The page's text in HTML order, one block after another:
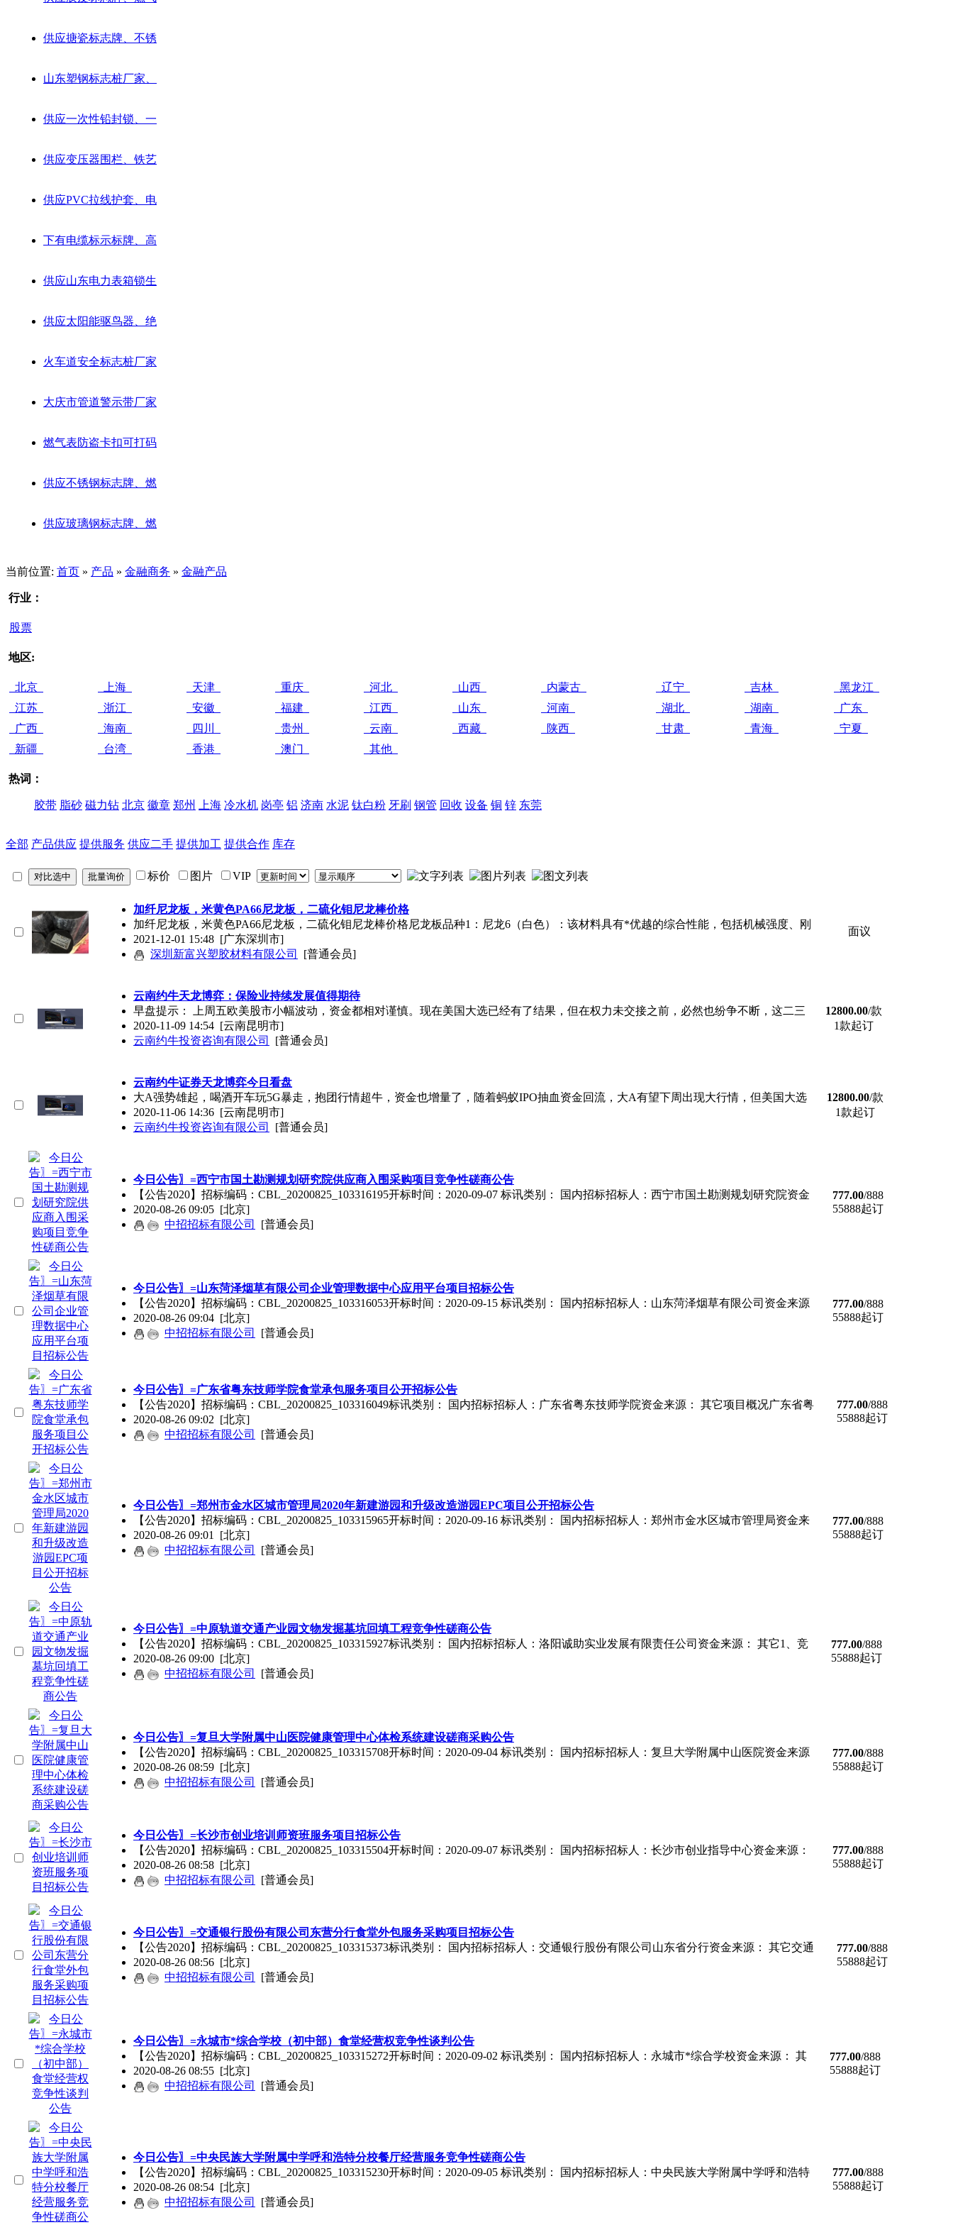
供应搪瓷标志牌、不锈
山东塑钢标志桩厂家、
供应一次性铅封锁、一
供应变压器围栏、铁艺
供应PVC拉线护套、电
下有电缆标示标牌、高
供应山东电力表箱锁生
供应太阳能驱鸟器、绝
火车道安全标志桩厂家
大庆市管道警示带厂家
燃气表防盗卡扣可打码
供应不锈钢标志牌、燃
供应玻璃钢标志牌、燃
当前位置: 首页 » 产品 » 金融商务 » 金融产品
行业：
股票
地区:
北京 上海 天津 重庆 河北 山西 内蒙古 辽宁 吉林
黑龙江
江苏
浙江 安徽 福建 江西 山东 河南 湖北 湖南
广东
广西
海南 四川 贵州 云南 西藏 陕西 甘肃 青海
宁夏
新疆
台湾 香港 澳门 其他
热词：
胶带 脂砂 磁力钻 北京 徽章 郑州 上海 冷水机 岗亭 铝 济南 水泥 钛白粉 牙刷 钢管 回收 设备 铜 锌 东莞
全部 产品供应 提供服务 供应二手 提供加工 提供合作 库存
标价 图片 VIP
加纤尼龙板，米黄色PA66尼龙板，二硫化钼尼龙棒价格
加纤尼龙板，米黄色PA66尼龙板，二硫化钼尼龙棒价格尼龙板品种1：尼龙6（白色）：该材料具有*优越的综合性能，包括机械强度、刚
2021-12-01 15:48 [广东深圳市]
深圳新富兴塑胶材料有限公司
[普通会员]
面议
云南约牛天龙博弈：保险业持续发展值得期待
早盘提示： 上周五欧美股市小幅波动，资金都相对谨慎。现在美国大选已经有了结果，但在权力未交接之前，必然也纷争不断，这二三
2020-11-09 14:54 [云南昆明市]
云南约牛投资咨询有限公司
[普通会员]
12800.00/款
1款起订
云南约牛证券天龙博弈今日看盘
​大A强势雄起，喝酒开车玩5G暴走，抱团行情超牛，资金也增量了，随着蚂蚁IPO抽血资金回流，大A有望下周出现大行情，但美国大选
2020-11-06 14:36 [云南昆明市]
云南约牛投资咨询有限公司
[普通会员]
12800.00/款
1款起订
今日公告〗=西宁市国土勘测规划研究院供应商入围采购项目竞争性磋商公告
【公告2020】招标编码：CBL_20200825_103316195开标时间：2020-09-07 标讯类别： 国内招标招标人：西宁市国土勘测规划研究院资金
2020-08-26 09:05 [北京]
中招招标有限公司
[普通会员]
777.00/888
55888起订
今日公告〗=山东菏泽烟草有限公司企业管理数据中心应用平台项目招标公告
【公告2020】招标编码：CBL_20200825_103316053开标时间：2020-09-15 标讯类别： 国内招标招标人：山东菏泽烟草有限公司资金来源
2020-08-26 09:04 [北京]
中招招标有限公司
[普通会员]
777.00/888
55888起订
今日公告〗=广东省粤东技师学院食堂承包服务项目公开招标公告
【公告2020】招标编码：CBL_20200825_103316049标讯类别： 国内招标招标人：广东省粤东技师学院资金来源： 其它项目概况广东省粤
2020-08-26 09:02 [北京]
中招招标有限公司
[普通会员]
777.00/888
55888起订
今日公告〗=郑州市金水区城市管理局2020年新建游园和升级改造游园EPC项目公开招标公告
【公告2020】招标编码：CBL_20200825_103315965开标时间：2020-09-16 标讯类别： 国内招标招标人：郑州市金水区城市管理局资金来
2020-08-26 09:01 [北京]
中招招标有限公司
[普通会员]
777.00/888
55888起订
今日公告〗=中原轨道交通产业园文物发掘墓坑回填工程竞争性磋商公告
【公告2020】招标编码：CBL_20200825_103315927标讯类别： 国内招标招标人：洛阳诚助实业发展有限责任公司资金来源： 其它1、竞
2020-08-26 09:00 [北京]
中招招标有限公司
[普通会员]
777.00/888
55888起订
今日公告〗=复旦大学附属中山医院健康管理中心体检系统建设磋商采购公告
【公告2020】招标编码：CBL_20200825_103315708开标时间：2020-09-04 标讯类别： 国内招标招标人：复旦大学附属中山医院资金来源
2020-08-26 08:59 [北京]
中招招标有限公司
[普通会员]
777.00/888
55888起订
今日公告〗=长沙市创业培训师资班服务项目招标公告
【公告2020】招标编码：CBL_20200825_103315504开标时间：2020-09-07 标讯类别： 国内招标招标人：长沙市创业指导中心资金来源：
2020-08-26 08:58 [北京]
中招招标有限公司
[普通会员]
777.00/888
55888起订
今日公告〗=交通银行股份有限公司东营分行食堂外包服务采购项目招标公告
【公告2020】招标编码：CBL_20200825_103315373标讯类别： 国内招标招标人：交通银行股份有限公司山东省分行资金来源： 其它交通
2020-08-26 08:56 [北京]
中招招标有限公司
[普通会员]
777.00/888
55888起订
今日公告〗=永城市*综合学校（初中部）食堂经营权竞争性谈判公告
【公告2020】招标编码：CBL_20200825_103315272开标时间：2020-09-02 标讯类别： 国内招标招标人：永城市*综合学校资金来源： 其
2020-08-26 08:55 [北京]
中招招标有限公司
[普通会员]
777.00/888
55888起订
今日公告〗=中央民族大学附属中学呼和浩特分校餐厅经营服务竞争性磋商公告
【公告2020】招标编码：CBL_20200825_103315230开标时间：2020-09-05 标讯类别： 国内招标招标人：中央民族大学附属中学呼和浩特
2020-08-26 08:54 [北京]
中招招标有限公司
[普通会员]
777.00/888
55888起订